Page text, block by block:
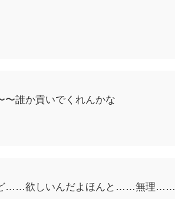
〜誰か貢いでくれんかな
ど……欲しいんだよほんと……無理……